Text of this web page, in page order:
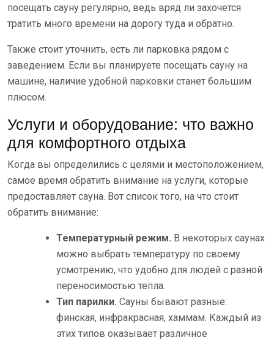
посещать сауну регулярно, ведь вряд ли захочется
тратить много времени на дорогу туда и обратно.
Также стоит уточнить, есть ли парковка рядом с
заведением. Если вы планируете посещать сауну на
машине, наличие удобной парковки станет большим
плюсом.
Услуги и оборудование: что важно
для комфортного отдыха
Когда вы определились с целями и местоположением,
самое время обратить внимание на услуги, которые
предоставляет сауна. Вот список того, на что стоит
обратить внимание:
Температурный режим. В некоторых саунах
можно выбрать температуру по своему
усмотрению, что удобно для людей с разной
переносимостью тепла.
Тип парилки. Сауны бывают разные:
финская, инфракрасная, хаммам. Каждый из
этих типов оказывает различное